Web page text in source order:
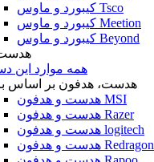
کیبورد و ماوس Tsco
کیبورد و ماوس Meetion
کیبورد و ماوس Beyond
همه موارد این
هدست، هدفون بر اساس
هدست و هدفون MSI
هدست و هدفون Razer
هدست و هدفون logitech
هدست و هدفون Redragon